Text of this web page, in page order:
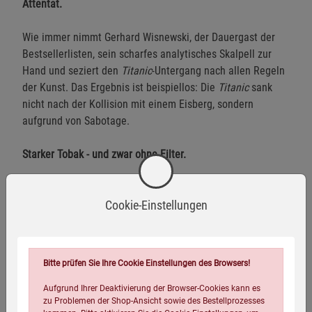
Attentat.
Wie immer nimmt Gerhard Wisnewski, der Dauergast der
Bestsellerlisten, sein scharfes analytisches Skalpell zur
Hand und seziert den Titanic-Untergang nach allen Regeln
der Kunst. Das Ergebnis ist beispiellos: Die Titanicsank
nicht nach der Kollision mit einem Eisberg, sondern
aufgrund von Sabotage.
Starker Tobak - und zwar ohne Filter.
Herstellerinformationen
Eigenschaften
Verlag / Herausgeber:
Kopp Verlag
Cookie-Einstellungen
Bitte prüfen Sie Ihre Cookie Einstellungen des Browsers!
Aufgrund Ihrer Deaktivierung der Browser-Cookies kann es
zu Problemen der Shop-Ansicht sowie des Bestellprozesses